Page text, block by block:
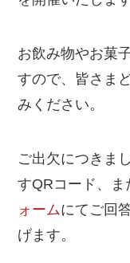
お飲み物やお菓
すので、皆さま
みください。
ご出欠につきま
すQRコード、ま
ォームにてご回
げます。